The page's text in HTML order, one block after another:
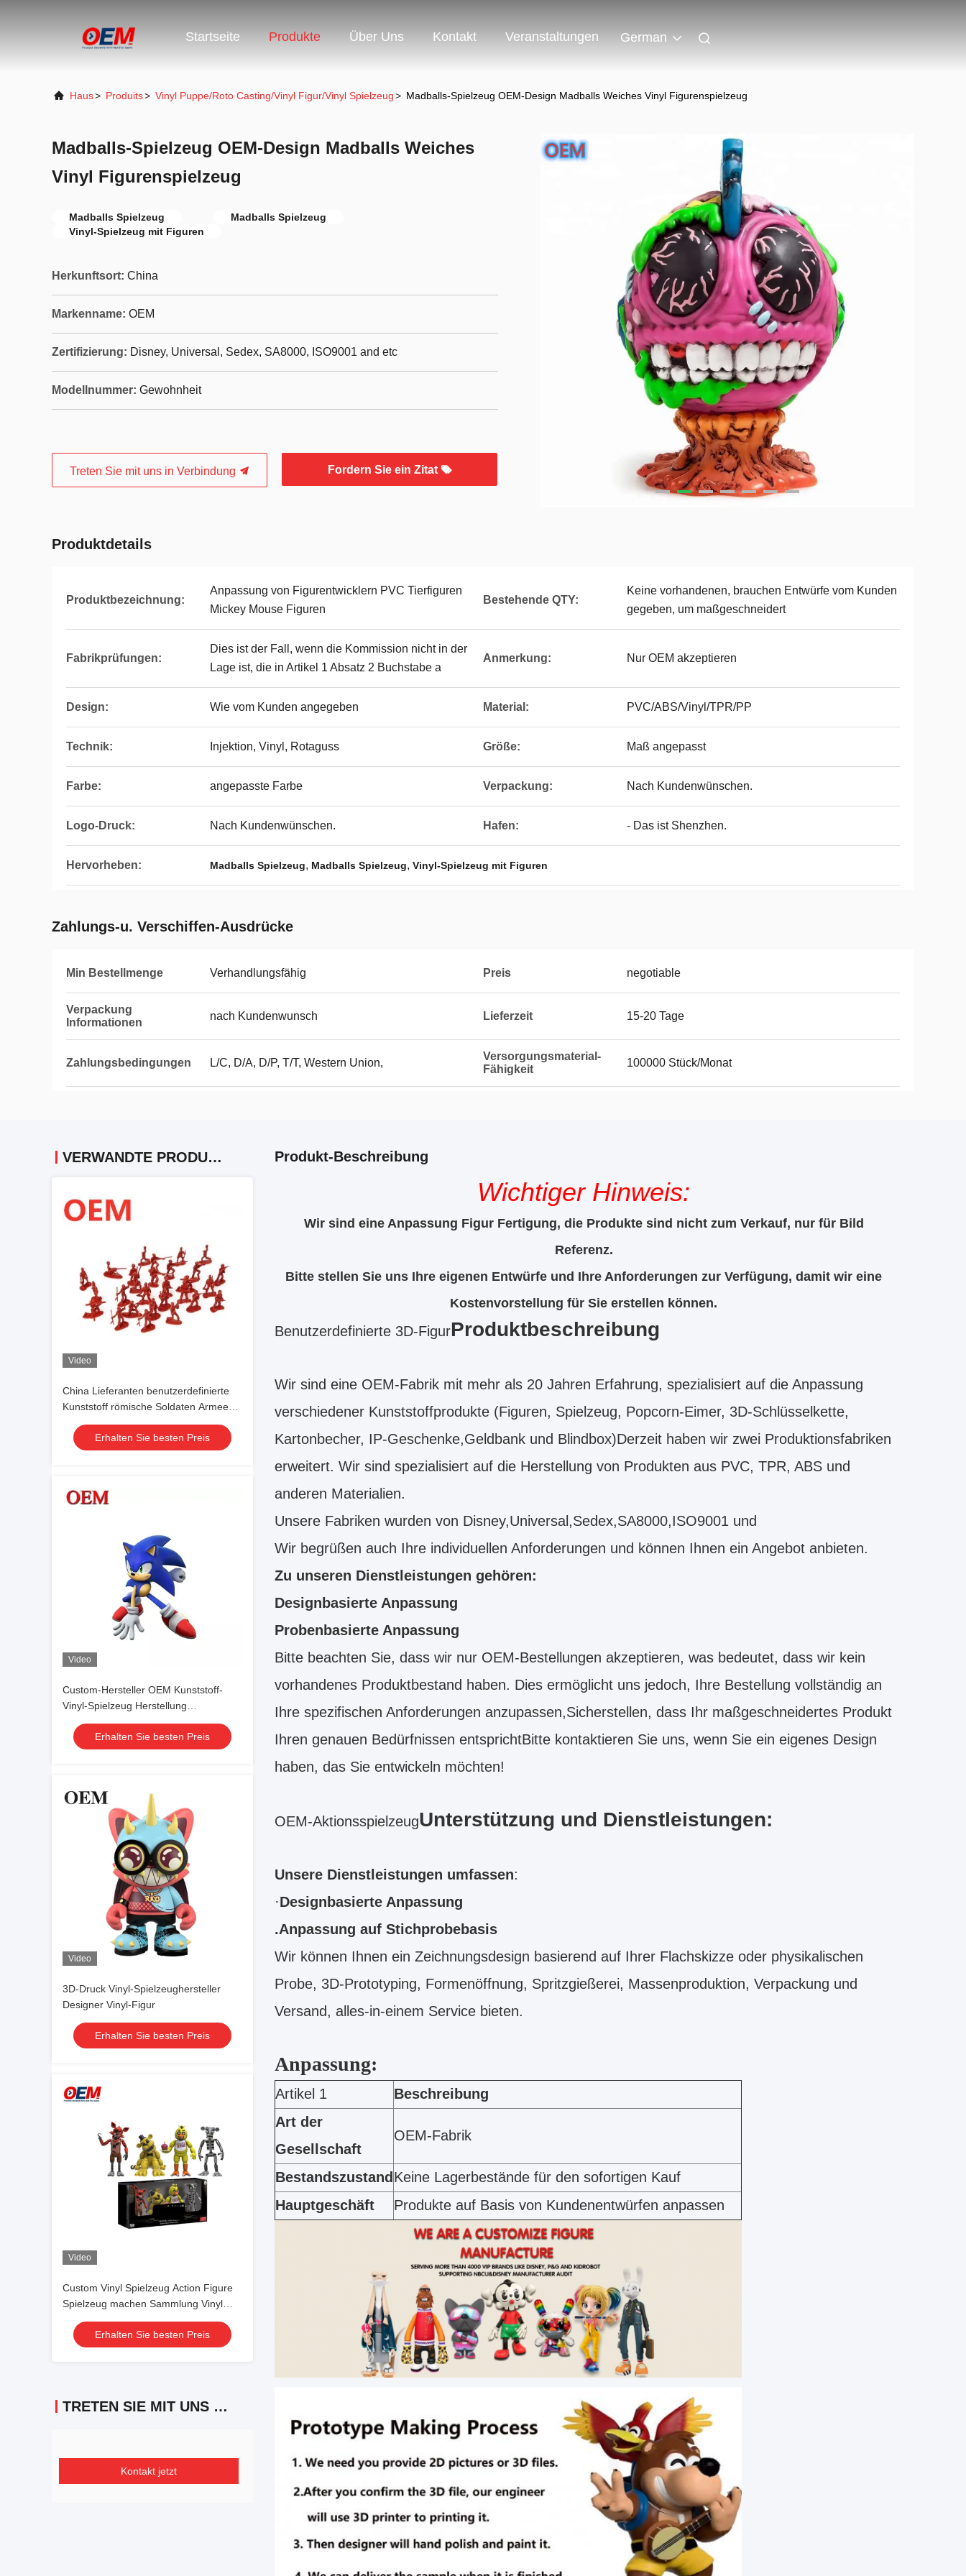
Startseite Produkte Über Uns Kontakt Veranstaltungen German
Haus> Produits> Vinyl Puppe/Roto Casting/Vinyl Figur/Vinyl Spielzeug> Madballs-Spielzeug OEM-Design Madballs Weiches Vinyl Figurenspielzeug
Madballs-Spielzeug OEM-Design Madballs Weiches
Vinyl Figurenspielzeug
Madballs Spielzeug
Madballs Spielzeug
Vinyl-Spielzeug mit Figuren
Herkunftsort: China
Markenname: OEM
Zertifizierung: Disney, Universal, Sedex, SA8000, ISO9001 and etc
Modellnummer: Gewohnheit
Treten Sie mit uns in Verbindung Fordern Sie ein Zitat
Produktdetails
Produktbezeichnung:
Anpassung von Figurentwicklern PVC Tierfiguren
Mickey Mouse Figuren
Bestehende QTY:
Keine vorhandenen, brauchen Entwürfe vom Kunden
gegeben, um maßgeschneidert
Fabrikprüfungen:
Dies ist der Fall, wenn die Kommission nicht in der
Lage ist, die in Artikel 1 Absatz 2 Buchstabe a
Anmerkung: Nur OEM akzeptieren
Design: Wie vom Kunden angegeben Material: PVC/ABS/Vinyl/TPR/PP
Technik: Injektion, Vinyl, Rotaguss Größe: Maß angepasst
Farbe: angepasste Farbe Verpackung: Nach Kundenwünschen.
Logo-Druck: Nach Kundenwünschen. Hafen: - Das ist Shenzhen.
Hervorheben: Madballs Spielzeug, Madballs Spielzeug, Vinyl-Spielzeug mit Figuren
Zahlungs-u. Verschiffen-Ausdrücke
Min Bestellmenge Verhandlungsfähig Preis negotiable
Verpackung
Informationen
nach Kundenwunsch Lieferzeit 15-20 Tage
Zahlungsbedingungen L/C, D/A, D/P, T/T, Western Union,
Versorgungsmaterial-
Fähigkeit
100000 Stück/Monat
VERWANDTE PRODUKTE
Video
China Lieferanten benutzerdefinierte
Kunststoff römische Soldaten Armee
Soldaten Spielzeug benutzerdefinierte
Figur
Erhalten Sie besten Preis
Video
Custom-Hersteller OEM Kunststoff-
Vinyl-Spielzeug Herstellung
kundenspezifische Action Figure
Erhalten Sie besten Preis
Video
3D-Druck Vinyl-Spielzeughersteller
Designer Vinyl-Figur
Erhalten Sie besten Preis
Video
Custom Vinyl Spielzeug Action Figure
Spielzeug machen Sammlung Vinyl
Puppen Spielzeug Modell Spielzeug
Erhalten Sie besten Preis
TRETEN SIE MIT UNS IN VERBINDUNG
Kontakt jetzt
Produkt-Beschreibung
Wichtiger Hinweis:
Wir sind eine Anpassung Figur Fertigung, die Produkte sind nicht zum Verkauf, nur für Bild
Referenz.
Bitte stellen Sie uns Ihre eigenen Entwürfe und Ihre Anforderungen zur Verfügung, damit wir eine
Kostenvorstellung für Sie erstellen können.
Benutzerdefinierte 3D-FigurProduktbeschreibung
Wir sind eine OEM-Fabrik mit mehr als 20 Jahren Erfahrung, spezialisiert auf die Anpassung
verschiedener Kunststoffprodukte (Figuren, Spielzeug, Popcorn-Eimer, 3D-Schlüsselkette,
Kartonbecher, IP-Geschenke,Geldbank und Blindbox)Derzeit haben wir zwei Produktionsfabriken
erweitert. Wir sind spezialisiert auf die Herstellung von Produkten aus PVC, TPR, ABS und
anderen Materialien.
Unsere Fabriken wurden von Disney,Universal,Sedex,SA8000,ISO9001 und
Wir begrüßen auch Ihre individuellen Anforderungen und können Ihnen ein Angebot anbieten.
Zu unseren Dienstleistungen gehören:
Designbasierte Anpassung
Probenbasierte Anpassung
Bitte beachten Sie, dass wir nur OEM-Bestellungen akzeptieren, was bedeutet, dass wir kein
vorhandenes Produktbestand haben. Dies ermöglicht uns jedoch, Ihre Bestellung vollständig an
Ihre spezifischen Anforderungen anzupassen,Sicherstellen, dass Ihr maßgeschneidertes Produkt
Ihren genauen Bedürfnissen entsprichtBitte kontaktieren Sie uns, wenn Sie ein eigenes Design
haben, das Sie entwickeln möchten!
OEM-AktionsspielzeugUnterstützung und Dienstleistungen:
Unsere Dienstleistungen umfassen:
·Designbasierte Anpassung
.Anpassung auf Stichprobebasis
Wir können Ihnen ein Zeichnungsdesign basierend auf Ihrer Flachskizze oder physikalischen
Probe, 3D-Prototyping, Formenöffnung, Spritzgießerei, Massenproduktion, Verpackung und
Versand, alles-in-einem Service bieten.
Anpassung:
Artikel 1
Beschreibung
Art der
Gesellschaft
OEM-Fabrik
Bestandszustand Keine Lagerbestände für den sofortigen Kauf
Hauptgeschäft
Produkte auf Basis von Kundenentwürfen anpassen